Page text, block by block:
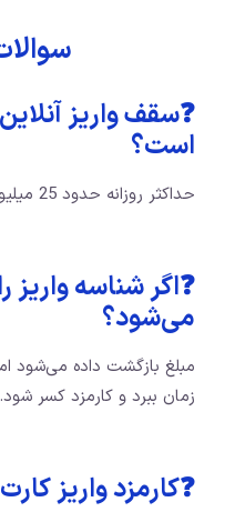
❓سقف واریز
است؟
حداکثر روزانه حدود 25 میلیون تومان از طریق درگاه بانکی.
❓اگر شناسه واریز
می‌شود؟
زمان ببرد و کارمزد کسر شود.
❓کارمزد واریز